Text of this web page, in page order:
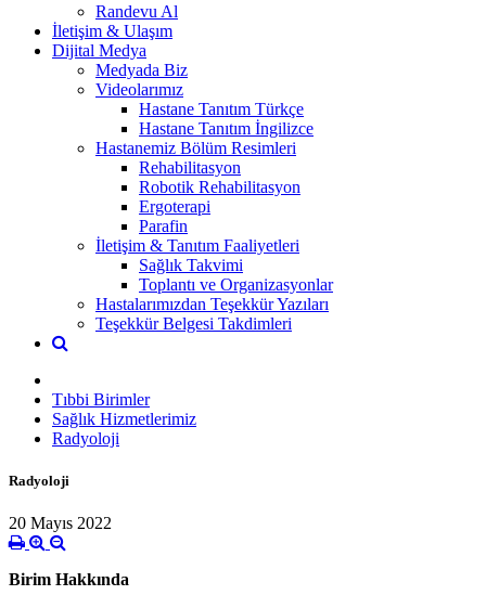
Randevu Al
İletişim & Ulaşım
Dijital Medya
Medyada Biz
Videolarımız
Hastane Tanıtım Türkçe
Hastane Tanıtım İngilizce
Hastanemiz Bölüm Resimleri
Rehabilitasyon
Robotik Rehabilitasyon
Ergoterapi
Parafin
İletişim & Tanıtım Faaliyetleri
Sağlık Takvimi
Toplantı ve Organizasyonlar
Hastalarımızdan Teşekkür Yazıları
Teşekkür Belgesi Takdimleri
Tıbbi Birimler
Sağlık Hizmetlerimiz
Radyoloji
Radyoloji
20 Mayıs 2022
Birim Hakkında